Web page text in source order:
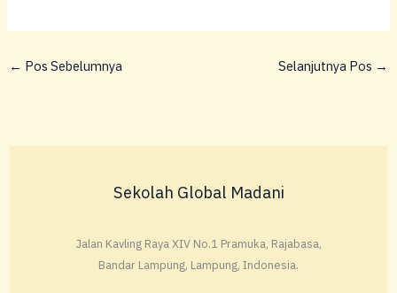
← Pos Sebelumnya Selanjutnya Pos →
Sekolah Global Madani
Jalan Kavling Raya XIV No.1 Pramuka, Rajabasa,
Bandar Lampung, Lampung, Indonesia.